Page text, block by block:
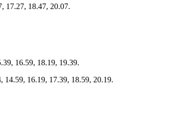
17.27, 18.47, 20.07.
16.59, 18.19, 19.39.
14.59, 16.19, 17.39, 18.59, 20.19.